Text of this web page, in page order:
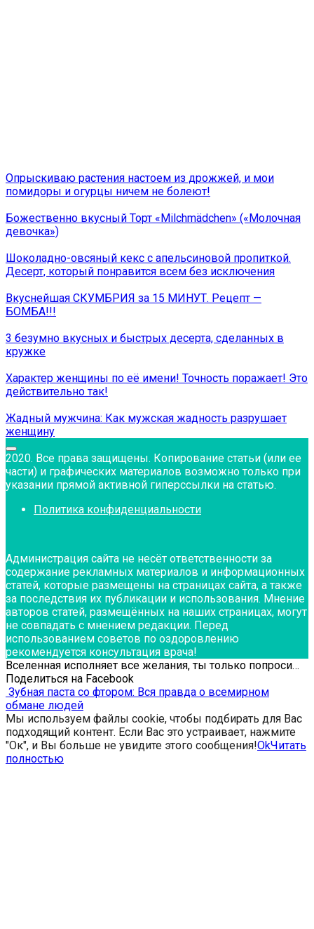
Опрыскиваю растения настоем из дрожжей, и мои
помидоры и огурцы ничем не болеют!
Божественно вкусный Торт «Milchmädchen» («Молочная
девочка»)
Шоколадно-овсяный кекс с апельсиновой пропиткой.
Десерт, который понравится всем без исключения
Вкуснейшая СКУМБРИЯ за 15 МИНУТ. Рецепт —
БОМБА!!!
3 безумно вкусных и быстрых десерта, сделанных в
кружке
Характер женщины по её имени! Точность поражает! Это
действительно так!
Жадный мужчина: Как мужская жадность разрушает
женщину
2020. Все права защищены. Копирование статьи (или ее
части) и графических материалов возможно только при
указании прямой активной гиперссылки на статью.
Политика конфиденциальности
Администрация сайта не несёт ответственности за
содержание рекламных материалов и информационных
статей, которые размещены на страницах сайта, а также
за последствия их публикации и использования. Мнение
авторов статей, размещённых на наших страницах, могут
не совпадать с мнением редакции. Перед
использованием советов по оздоровлению
рекомендуется консультация врача!
Вселенная исполняет все желания, ты только попроси…
Поделиться на Facebook
Зубная паста со фтором: Вся правда о всемирном
обмане людей
Мы используем файлы cookie, чтобы подбирать для Вас
подходящий контент. Если Вас это устраивает, нажмите
"Ок", и Вы больше не увидите этого сообщения!OkЧитать
полностью